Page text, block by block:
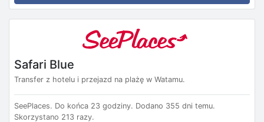
Safari Blue
Transfer z hotelu i przejazd na plażę w Watamu.
SeePlaces. Do końca 23 godziny. Dodano 355 dni temu.
Skorzystano 213 razy.